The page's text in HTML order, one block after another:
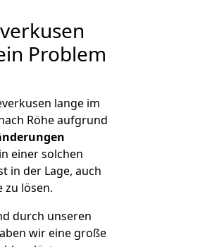
Problem
lange im
Röhe aufgrund
einer solchen
in der Lage, auch
zu lösen.
durch unseren
wir eine große